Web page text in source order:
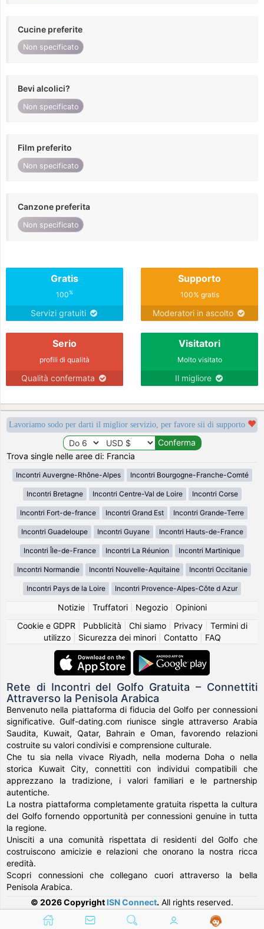
Cucine preferite
Non specificato
Bevi alcolici?
Non specificato
Film preferito
Non specificato
Canzone preferita
Non specificato
Gratis
100%
Servizi gratuiti
Supporto
100% gratis
Moderatori in ascolto
Serio
profili di qualità
Qualità confermata
Visitatori
Molto visitato
Il migliore
Lavoriamo sodo per darti il miglior servizio, per favore sii di supporto
Trova single nelle aree di: Francia
Incontri Auvergne-Rhône-Alpes Incontri Bourgogne-Franche-Comté
Incontri Bretagne Incontri Centre-Val de Loire Incontri Corse
Incontri Fort-de-france Incontri Grand Est Incontri Grande-Terre
Incontri Guadeloupe Incontri Guyane Incontri Hauts-de-France
Incontri Île-de-France Incontri La Réunion Incontri Martinique
Incontri Normandie Incontri Nouvelle-Aquitaine Incontri Occitanie
Incontri Pays de la Loire Incontri Provence-Alpes-Côte d Azur
Notizie| Truffatori| Negozio| Opinioni
Cookie e GDPR
Pubblicità Chi siamo| Privacy| Termini di
utilizzo| Sicurezza dei minori| Contatto| FAQ
Rete di Incontri del Golfo Gratuita – Connettiti
Attraverso la Penisola Arabica
Benvenuto nella piattaforma di fiducia del Golfo per connessioni
significative. Gulf-dating.com riunisce single attraverso Arabia
Saudita, Kuwait, Qatar, Bahrain e Oman, favorendo relazioni
costruite su valori condivisi e comprensione culturale.
Che tu sia nella vivace Riyadh, nella moderna Doha o nella
storica Kuwait City, connettiti con individui compatibili che
apprezzano la tradizione, i valori familiari e le partnership
autentiche.
La nostra piattaforma completamente gratuita rispetta la cultura
del Golfo fornendo opportunità per connessioni genuine in tutta
la regione.
Unisciti a una comunità rispettata di residenti del Golfo che
costruiscono amicizie e relazioni che onorano la nostra ricca
eredità.
Scopri connessioni che collegano cuori attraverso la bella
Penisola Arabica.
© 2026 Copyright ISN Connect. All rights reserved.